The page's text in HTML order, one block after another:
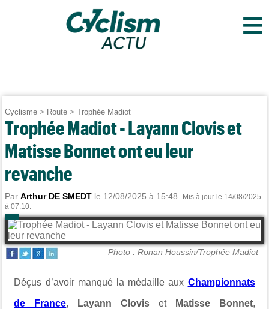
≡
Cyclisme > Route >Trophée Madiot
Trophée Madiot - Layann Clovis et
Matisse Bonnet ont eu leur
revanche
ParArthur DE SMEDT le 12/08/2025 à 15:48.
Mis à jour le 14/08/2025
à 07:10.
Photo : Ronan Houssin/Trophée Madiot
Déçus d’avoir manqué la médaille aux Championnats
de France, Layann Clovis et Matisse Bonnet,